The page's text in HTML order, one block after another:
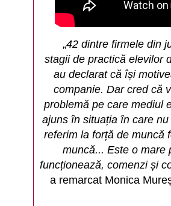
„42 dintre firmele din
stagii de practică elevilor
au declarat că își
companie. Dar cred că
problemă pe care mediul
ajuns în situația în care
referim la forță de muncă
muncă... Este o mare
funcționează, comenzi și
a remarcat Monica